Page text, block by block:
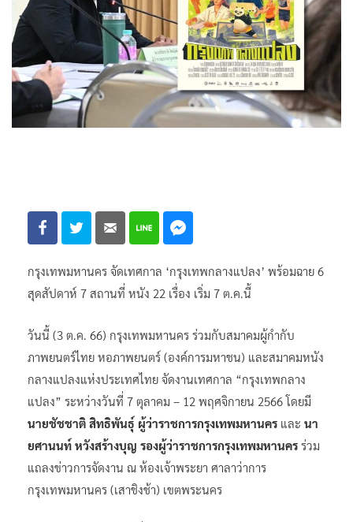
กรุงเทพมหานคร จัดเทศกาล ‘กรุงเทพกลางแปลง’ พร้อมฉาย 6
สุดสัปดาห์ 7 สถานที่ หนัง 22 เรื่อง เริ่ม 7 ต.ค.นี้
วันนี้ (3 ต.ค. 66) กรุงเทพมหานคร ร่วมกับสมาคมผู้กำกับ
ภาพยนตร์ไทย หอภาพยนตร์ (องค์การมหาชน) และสมาคมหนัง
กลางแปลงแห่งประเทศไทย จัดงานเทศกาล “กรุงเทพกลาง
แปลง” ระหว่างวันที่ 7 ตุลาคม – 12 พฤศจิกายน 2566 โดยมี
นายชัชชาติ สิทธิพันธุ์ ผู้ว่าราชการกรุงเทพมหานคร และ นา
ยศานนท์ หวังสร้างบุญ รองผู้ว่าราชการกรุงเทพมหานคร ร่วม
แถลงข่าวการจัดงาน ณ ห้องเจ้าพระยา ศาลาว่าการ
กรุงเทพมหานคร (เสาชิงช้า) เขตพระนคร